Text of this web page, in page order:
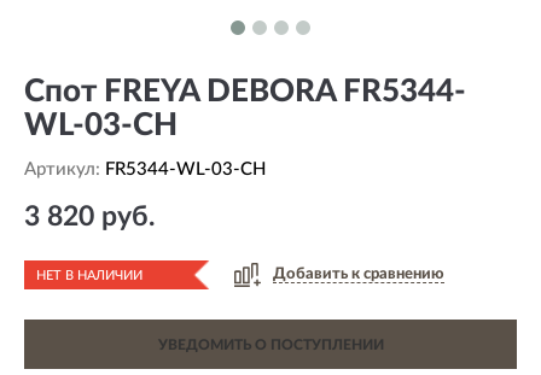
Спот FREYA DEBORA FR5344-
WL-03-CH
Артикул: FR5344-WL-03-CH
3 820 руб.
НЕТ В НАЛИЧИИ Добавить к сравнению
УВЕДОМИТЬ О ПОСТУПЛЕНИИ